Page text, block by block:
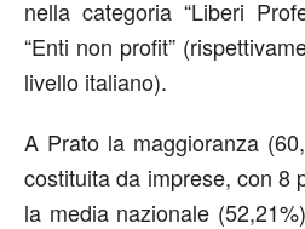
nella categoria “Liberi
“Enti non profit”
livello italiano).
A Prato la maggioranza
costituita da imprese, con 8
la media nazionale